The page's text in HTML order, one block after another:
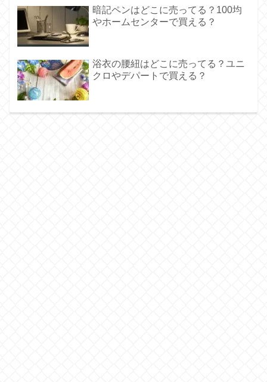
暗記ペンはどこに売ってる？100均
やホームセンターで買える？
浴衣の腰紐はどこに売ってる？ユニ
クロやデパートで買える？